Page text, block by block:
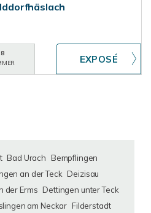
8
Bad Urach
Bempflingen
an der Teck Deizisau
der Erms Dettingen unter Teck
am Neckar Filderstadt